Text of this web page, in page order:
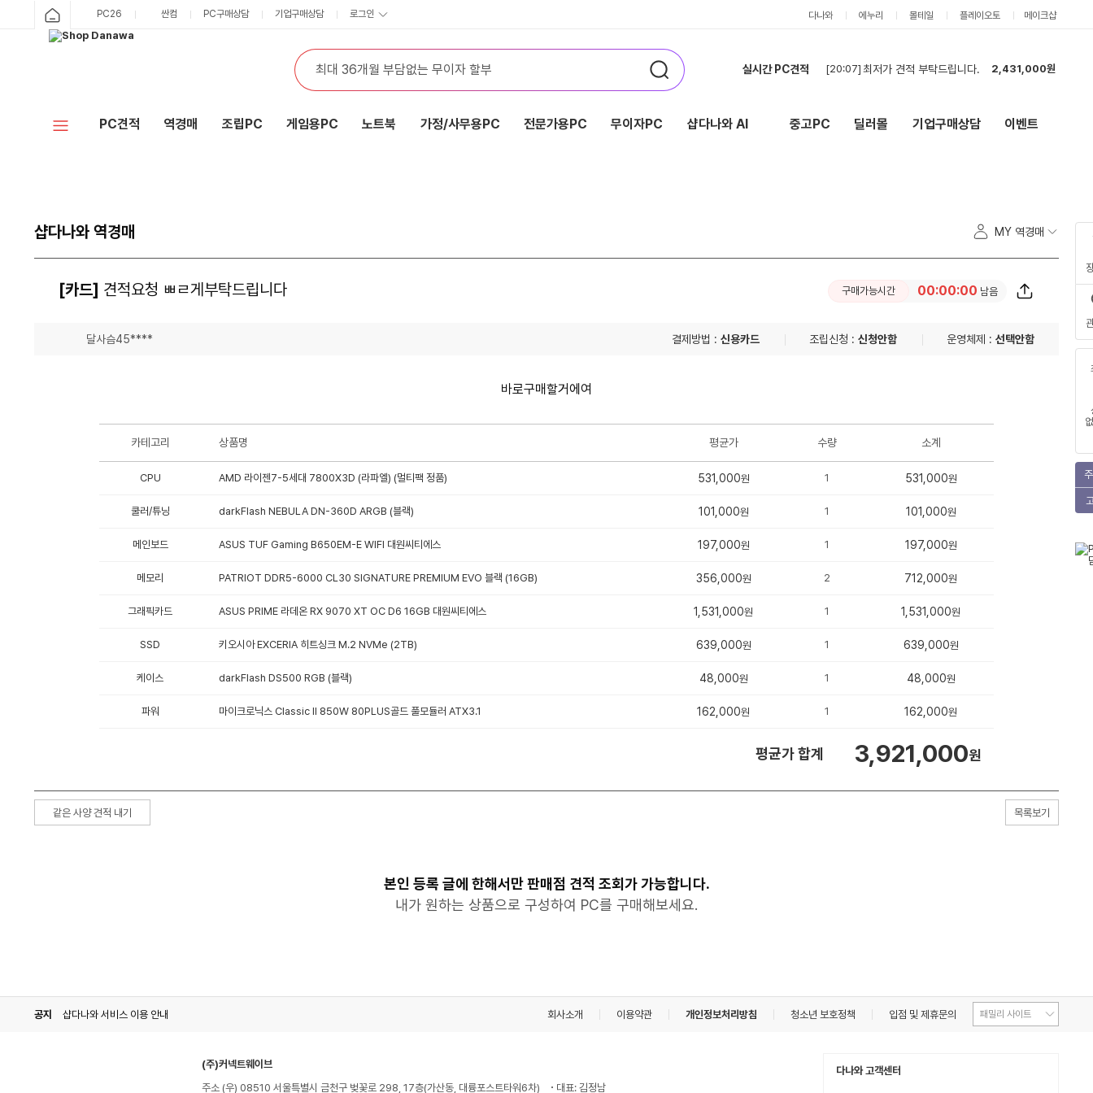
PC26 싼컴 PC구매상담 기업구매상담 로그인 다나와 에누리 몰테일 플레이오토 메이크샵
실시간 PC견적 [20:07] 최저가 견적 부탁드립니다.
2,431,000원
[19:27] 9600x / 5060ti 견적
2,289,000원
게임용 PC 견적부탁드립니다.6,350,000원
[17:58] 견적요청합니다.
2,097,000원
PC견적 역경매 조립PC 게임용PC 노트북 가정/사무용PC 전문가용PC 무이자PC 샵다나와 AI 중고PC 딜러몰 기업구매상담 이벤트
샵다나와 역경매 MY 역경매
[카드] 견적요청 ㅃㄹ게부탁드립니다 구매가능시간 00:00:00 남음
달사슴45**** 결제방법 : 신용카드 조립신청 : 신청안함 운영체제 : 선택안함
바로구매할거에여
카테고리 상품명 평균가 수량 소계
CPU AMD 라이젠7-5세대 7800X3D (라파엘) (멀티팩 정품) 531,000원 1 531,000원
쿨러/튜닝 darkFlash NEBULA DN-360D ARGB (블랙) 101,000원 1 101,000원
메인보드 ASUS TUF Gaming B650EM-E WIFI 대원씨티에스 197,000원 1 197,000원
메모리 PATRIOT DDR5-6000 CL30 SIGNATURE PREMIUM EVO 블랙 (16GB) 356,000원 2 712,000원
그래픽카드 ASUS PRIME 라데온 RX 9070 XT OC D6 16GB 대원씨티에스 1,531,000원 1 1,531,000원
SSD 키오시아 EXCERIA 히트싱크 M.2 NVMe (2TB) 639,000원 1 639,000원
케이스 darkFlash DS500 RGB (블랙) 48,000원 1 48,000원
파워 마이크로닉스 Classic II 850W 80PLUS골드 풀모듈러 ATX3.1 162,000원 1 162,000원
평균가 합계 3,921,000원
같은 사양 견적 내기 목록보기
본인 등록 글에 한해서만 판매점 견적 조회가 가능합니다.
내가 원하는 상품으로 구성하여 PC를 구매해보세요.
공지 샵다나와 서비스 이용 안내 회사소개 이용약관 개인정보처리방침 청소년 보호정책 입점 및 제휴문의
(주)커넥트웨이브
주소 (우) 08510 서울특별시 금천구 벚꽃로 298, 17층(가산동, 대륭포스트타워6차)
대표: 김정남
다나와 고객센터